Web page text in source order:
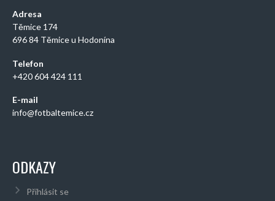
Adresa
Těmice 174
696 84 Těmice u Hodonína
Telefon
+420 604 424 111
E-mail
info@fotbaltemice.cz
ODKAZY
Přihlásit se